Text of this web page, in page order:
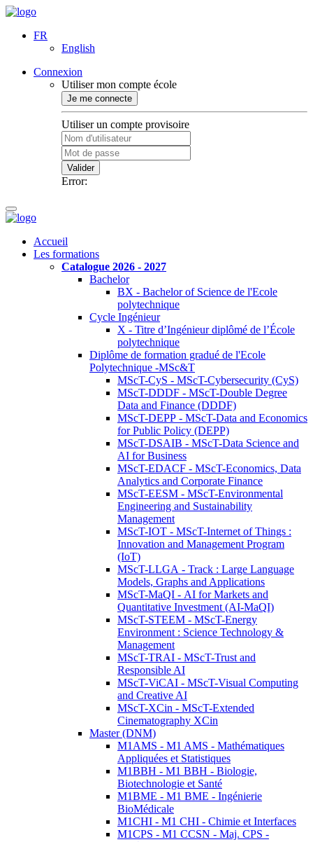
FR
English
Connexion
Utiliser mon compte école
Je me connecte
Utiliser un compte provisoire
Valider
Error:
Accueil
Les formations
Catalogue 2026 - 2027
Bachelor
BX - Bachelor of Science de l'Ecole
polytechnique
Cycle Ingénieur
X - Titre d’Ingénieur diplômé de l’École
polytechnique
Diplôme de formation gradué de l'Ecole
Polytechnique -MSc&T
MScT-CyS - MScT-Cybersecurity (CyS)
MScT-DDDF - MScT-Double Degree
Data and Finance (DDDF)
MScT-DEPP - MScT-Data and Economics
for Public Policy (DEPP)
MScT-DSAIB - MScT-Data Science and
AI for Business
MScT-EDACF - MScT-Economics, Data
Analytics and Corporate Finance
MScT-EESM - MScT-Environmental
Engineering and Sustainability
Management
MScT-IOT - MScT-Internet of Things :
Innovation and Management Program
(IoT)
MScT-LLGA - Track : Large Language
Models, Graphs and Applications
MScT-MaQI - AI for Markets and
Quantitative Investment (AI-MaQI)
MScT-STEEM - MScT-Energy
Environment : Science Technology &
Management
MScT-TRAI - MScT-Trust and
Responsible AI
MScT-ViCAI - MScT-Visual Computing
and Creative AI
MScT-XCin - MScT-Extended
Cinematography XCin
Master (DNM)
M1AMS - M1 AMS - Mathématiques
Appliquées et Statistiques
M1BBH - M1 BBH - Biologie,
Biotechnologie et Santé
M1BME - M1 BME - Ingénierie
BioMédicale
M1CHI - M1 CHI - Chimie et Interfaces
M1CPS - M1 CCSN - Maj. CPS -